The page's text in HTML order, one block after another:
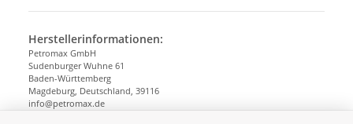
Herstellerinformationen:
Petromax GmbH
Sudenburger Wuhne 61
Baden-Württemberg
Magdeburg, Deutschland, 39116
info@petromax.de